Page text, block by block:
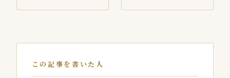
この記事を書いた人